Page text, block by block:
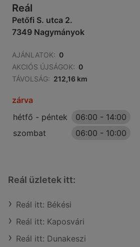
Reál
Petőfi S. utca 2.
7349 Nagymányok
AJÁNLATOK: 0
AKCIÓS ÚJSÁGOK: 0
TÁVOLSÁG: 212,16 km
zárva
hétfő - péntek
06:00 - 14:00
szombat
06:00 - 10:00
Reál üzletek itt:
Reál itt: Békési
Reál itt: Kaposvári
Reál itt: Dunakeszi